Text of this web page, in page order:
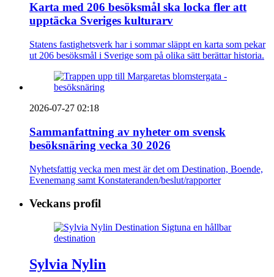
Karta med 206 besöksmål ska locka fler att
upptäcka Sveriges kulturarv
Statens fastighetsverk har i sommar släppt en karta som pekar
ut 206 besöksmål i Sverige som på olika sätt berättar historia.
2026-07-27 02:18
Sammanfattning av nyheter om svensk
besöksnäring vecka 30 2026
Nyhetsfattig vecka men mest är det om Destination, Boende,
Evenemang samt Konstateranden/beslut/rapporter
Veckans profil
Sylvia Nylin